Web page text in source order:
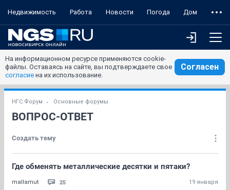
Недвижимость Работа Новости Погода Дом
На информационном ресурсе применяются cookie-
файлы. Оставаясь на сайте, вы подтверждаете свое
согласие на их использование.
Согласен
НГС.Форум Основные форумы
ВОПРОС-ОТВЕТ
Создать тему
Где обменять металлические десятки и пятаки?
mallamut 25 19 января